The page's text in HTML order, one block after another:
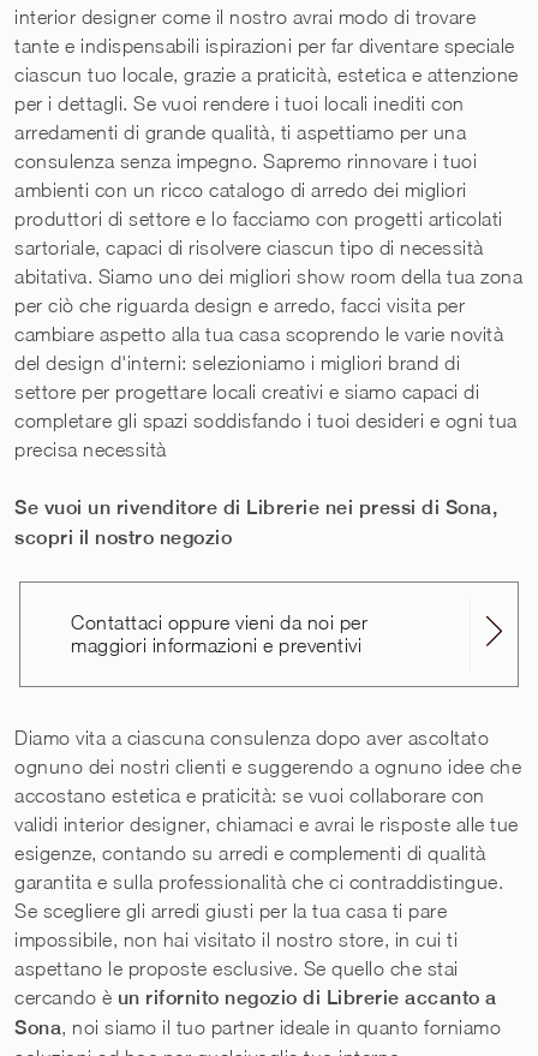
interior designer come il nostro avrai modo di trovare
tante e indispensabili ispirazioni per far diventare speciale
ciascun tuo locale, grazie a praticità, estetica e attenzione
per i dettagli. Se vuoi rendere i tuoi locali inediti con
arredamenti di grande qualità, ti aspettiamo per una
consulenza senza impegno. Sapremo rinnovare i tuoi
ambienti con un ricco catalogo di arredo dei migliori
produttori di settore e lo facciamo con progetti articolati
sartoriale, capaci di risolvere ciascun tipo di necessità
abitativa. Siamo uno dei migliori show room della tua zona
per ciò che riguarda design e arredo, facci visita per
cambiare aspetto alla tua casa scoprendo le varie novità
del design d'interni: selezioniamo i migliori brand di
settore per progettare locali creativi e siamo capaci di
completare gli spazi soddisfando i tuoi desideri e ogni tua
precisa necessità
Se vuoi un rivenditore di Librerie nei pressi di Sona,
scopri il nostro negozio
Contattaci oppure vieni da noi per
maggiori informazioni e preventivi
Diamo vita a ciascuna consulenza dopo aver ascoltato
ognuno dei nostri clienti e suggerendo a ognuno idee che
accostano estetica e praticità: se vuoi collaborare con
validi interior designer, chiamaci e avrai le risposte alle tue
esigenze, contando su arredi e complementi di qualità
garantita e sulla professionalità che ci contraddistingue.
Se scegliere gli arredi giusti per la tua casa ti pare
impossibile, non hai visitato il nostro store, in cui ti
aspettano le proposte esclusive. Se quello che stai
cercando è un rifornito negozio di Librerie accanto a
Sona, noi siamo il tuo partner ideale in quanto forniamo